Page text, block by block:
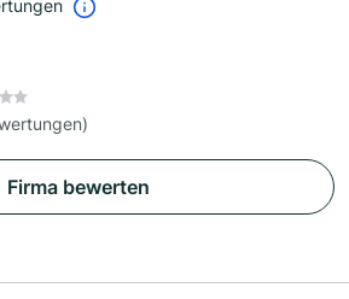
Firma bewerten